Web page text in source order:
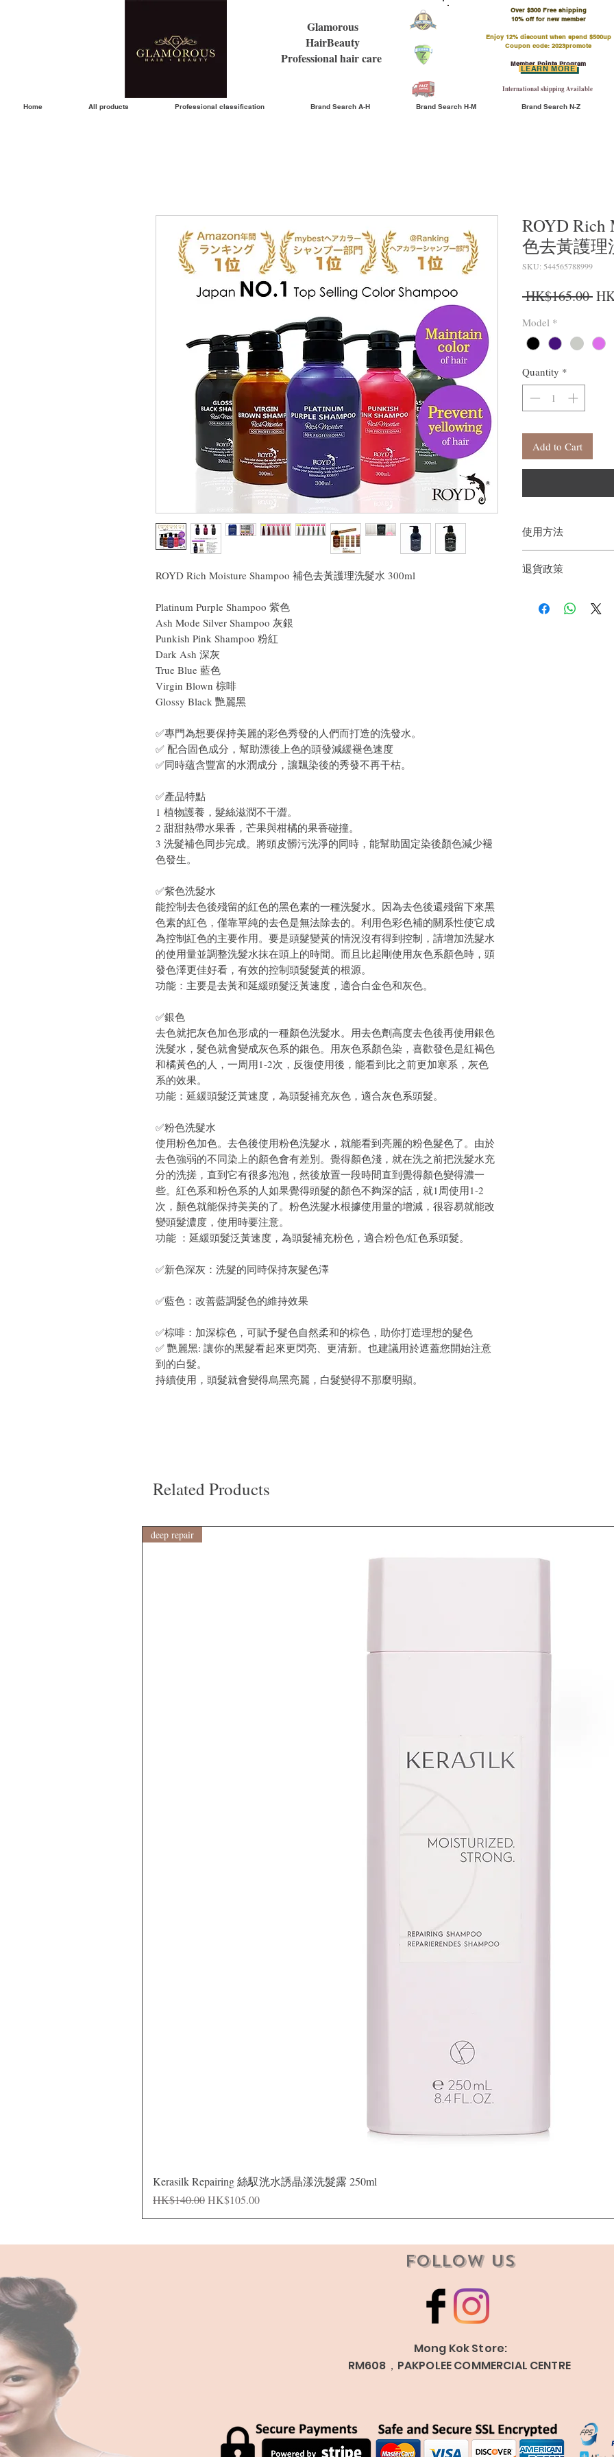
Glamorous
HairBeauty
Professional hair care
Over $300 Free shipping
​10% off for new member
Enjoy 12% discount when spend $500up
Coupon code: 2023promote
Member Points Program
International shipping Available
LEARN MORE
Home All products Professional classification Brand Search A-H Brand Search H-M Brand Search N-Z
ROYD Rich Moisture Shampoo 補色去黃護理洗髮水 300ml
Platinum Purple Shampoo 紫色
Ash Mode Silver Shampoo 灰銀
Punkish Pink Shampoo 粉紅
Dark Ash 深灰
True Blue 藍色
Virgin Blown 棕啡
Glossy Black 艷麗黑
✅專門為想要保持美麗的彩色秀發的人們而打造的洗發水。
✅ 配合固色成分，幫助漂後上色的頭發減緩褪色速度
✅同時蘊含豐富的水潤成分，讓飄染後的秀發不再干枯。
✅產品特點
1 植物護養，髮絲滋潤不干澀。
2 甜甜熱帶水果香，芒果與柑橘的果香碰撞。
3 洗髮補色同步完成。將頭皮髒污洗淨的同時，能幫助固定染後顏色減少褪
色發生。
✅紫色洗髮水
能控制去色後殘留的紅色的黑色素的一種洗髮水。因為去色後還殘留下來黑
色素的紅色，僅靠單純的去色是無法除去的。利用色彩色補的關系性使它成
為控制紅色的主要作用。要是頭髮變黃的情況沒有得到控制，請增加洗髮水
的使用量並調整洗髮水抹在頭上的時間。而且比起剛使用灰色系顏色時，頭
發色澤更佳好看，有效的控制頭髮髮黃的根源。
功能：主要是去黃和延緩頭髮泛黃速度，適合白金色和灰色。
✅銀色
去色就把灰色加色形成的一種顏色洗髮水。用去色劑高度去色後再使用銀色
洗髮水，髮色就會變成灰色系的銀色。用灰色系顏色染，喜歡發色是紅褐色
和橘黃色的人，一周用1-2次，反復使用後，能看到比之前更加寒系，灰色
系的效果。
功能：延緩頭髮泛黃速度，為頭髮補充灰色，適合灰色系頭髮。
✅粉色洗髮水
使用粉色加色。去色後使用粉色洗髮水，就能看到亮麗的粉色髮色了。由於
去色強弱的不同染上的顏色會有差別。覺得顏色淺，就在洗之前把洗髮水充
分的洗搓，直到它有很多泡泡，然後放置一段時間直到覺得顏色變得濃一
些。紅色系和粉色系的人如果覺得頭髮的顏色不夠深的話，就1周使用1-2
次，顏色就能保持美美的了。粉色洗髮水根據使用量的增減，很容易就能改
變頭髮濃度，使用時要注意。
功能 ：延緩頭髮泛黃速度，為頭髮補充粉色，適合粉色/紅色系頭髮。
✅新色深灰：洗髮的同時保持灰髮色澤
✅藍色：改善藍調髮色的維持效果
✅棕啡：加深棕色，可賦予髮色自然柔和的棕色，助你打造理想的髮色
✅ 艷麗黑: 讓你的黑髮看起來更閃亮、更清新。也建議用於遮蓋您開始注意
到的白髮。
持續使用，頭髮就會變得烏黑亮麗，白髮變得不那麼明顯。
ROYD Rich
色去黃護理
SKU: 544565788999
HK$165.00
Model *
Quantity *
Add to Cart
使用方法
再用溫水清洗
退貨政策
戶。首先，您需要在
Related Products
deep repair
Kerasilk Repairing 絲馭洸水誘晶漾洗髮露 250ml
Regular Price
HK$140.00Sale Price
HK$105.00
Follow Us
Mong Kok Store:
RM608，PAKPOLEE COMMERCIAL CENTRE